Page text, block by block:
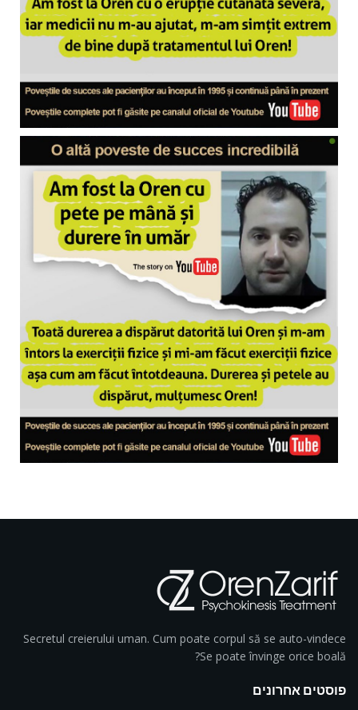
Secretul creierului uman. Cum poate corpul să se auto-vindece
Se poate învinge orice boală?
פוסטים אחרונים